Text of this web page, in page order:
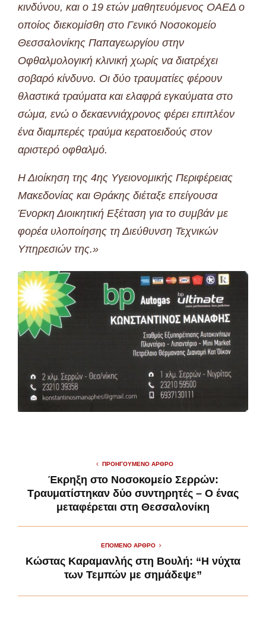
κινδύνου, και ο 19 ετών μαθητευόμενος ΟΑΕΔ ο
οποίος διεκομίσθη στο Γενικό Νοσοκομείο
Θεσσαλονίκης Παπαγεωργίου στην
Οφθαλμολογική κλινική χωρίς να διατρέχει
σοβαρό κίνδυνο. Οι δύο τραυματίες φέρουν
θλαστικά τραύματα και ελαφρά εγκαύματα στο
σώμα, ενώ ο δεκαεννιάχρονος φέρει επιπλέον
ένα διαμπερές τραύμα κερατοειδούς στον
αριστερό οφθαλμό.
Η Διοίκηση της 4ης Υγειονομικής Περιφέρειας
Μακεδονίας και Θράκης διέταξε επείγουσα
Ένορκη Διοικητική Εξέταση για το συμβάν με
φορέα υλοποίησης τη Διεύθυνση Τεχνικών
Υπηρεσιών της.»
ΠΡΟΗΓΟΎΜΕΝΟ ΆΡΘΡΟ
Έκρηξη στο Νοσοκομείο Σερρών:
Τραυματίστηκαν δύο συντηρητές – Ο ένας
μεταφέρεται στη Θεσσαλονίκη
ΕΠΌΜΕΝΟ ΆΡΘΡΟ
Κώστας Καραμανλής στη Βουλή: “Η νύχτα
των Τεμπών με σημάδεψε”